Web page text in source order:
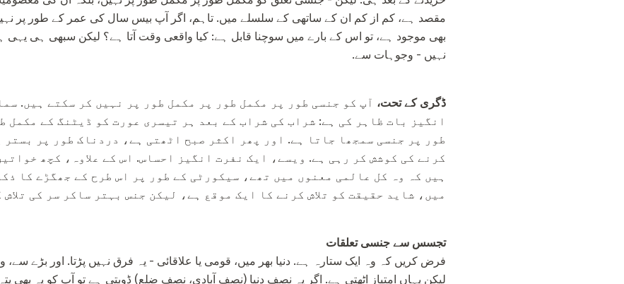
مقصد ہے، کم از کم ان کے ساتھی کے سلسلے میں. تاہم، اگر آپ بیس سال کی عمر کے طور پر
بھی موجود ہے، تو اس کے بارے میں سوچنا قابل ہے: کیا واقعی وقت آتا ہے؟ لیکن سبھی ہی یہی
نہیں - وجوہات سے.
ڈگری کے تحت، آپ کو جنسی طور پر مکمل طور پر مکمل طور پر نہیں کر سکتے ہیں.
انگیز بات ظاہر کی ہے: شراب کی شراب کے بعد ہر تیسری عورت کو ڈیٹنگ کے مکمل
طور پر جنسی سمجھا جاتا ہے. اور پھر اکثر صبح اٹھتی ہے، دردناک طور پر بستر
کرنے کی کوشش کر رہی ہے. ویسے، ایک نفرت انگیز احساس. اس کے علاوہ، کچھ
ہیں کہ وہ کل عالمی معنوں میں تھے، سیکورٹی کے طور پر اس طرح کے جھگڑے کا
میں، شاید حقیقت کو تلاش کرنے کا ایک موقع ہے، لیکن جنس بہتر ساکر سر کی
تجسس سے جنسی تعلقات
فرض کریں کہ وہ ایک ستارہ ہے. دنیا بھر میں، قومی یا علاقائی - یہ فرق نہیں پڑتا. اور بڑے سے،
لیکن یہاں امتیاز اٹھتی ہے. اگر یہ نصف دنیا (نصف آبادی، نصف ضلع) ڈوبتی ہے تو آپ کو یہ بھی